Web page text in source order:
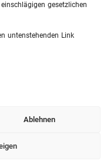
gesetzlichen
untenstehenden Link
Ablehnen